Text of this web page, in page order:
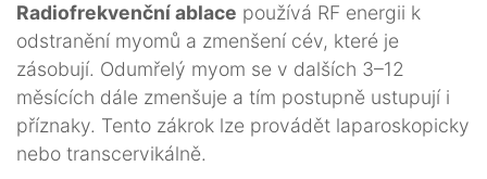
Radiofrekvenční ablace používá RF energii k
odstranění myomů a zmenšení cév, které je
zásobují. Odumřelý myom se v dalších 3–12
měsících dále zmenšuje a tím postupně ustupují i
příznaky. Tento zákrok lze provádět laparoskopicky
nebo transcervikálně.